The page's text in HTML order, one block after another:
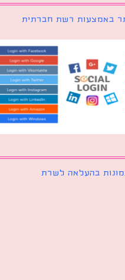
רשת חברתית
לשרת